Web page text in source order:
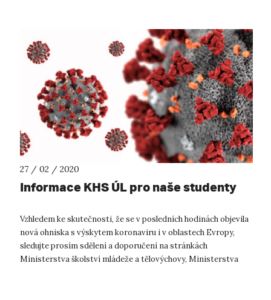
27 / 02 / 2020
Informace KHS ÚL pro naše studenty
Vzhledem ke skutečnosti, že se v posledních hodinách objevila
nová ohniska s výskytem koronaviru i v oblastech Evropy,
sledujte prosím sdělení a doporučení na stránkách
Ministerstva školství mládeže a tělovýchovy, Ministerstva